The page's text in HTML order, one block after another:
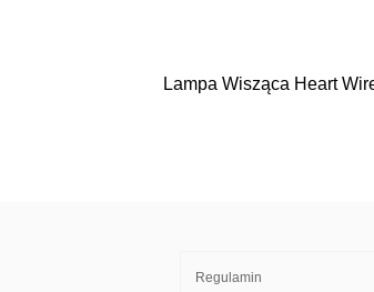
Nawigacja
Lampa Wisząca Heart
Regulamin